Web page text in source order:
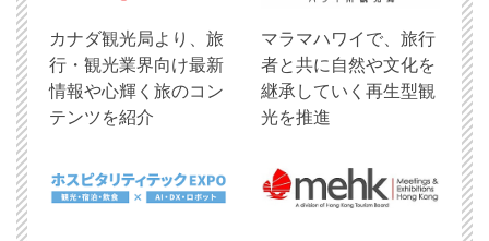
​カナダ観光局より、旅
行・観光業界向け最新
情報や心輝く旅のコン
テンツを紹介
マラマハワイで、旅行
者と共に自然や文化を
継承していく再生型観
光を推進